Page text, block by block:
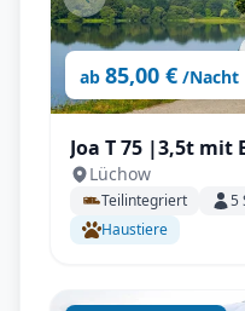
ab 85,00 € /Nacht
Joa T 75 |3,5t mit Einzelbetten, großes
Raumgefühl mit
Lüchow
Teilintegriert 5
Haustiere